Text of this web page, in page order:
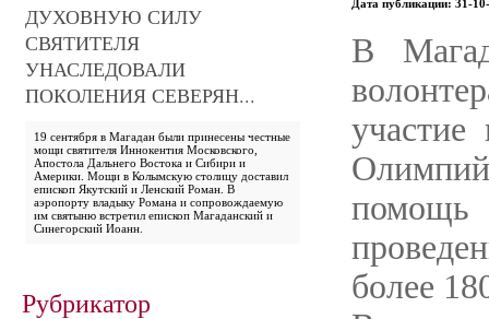
ДУХОВНУЮ СИЛУ
СВЯТИТЕЛЯ
УНАСЛЕДОВАЛИ
ПОКОЛЕНИЯ СЕВЕРЯН...
19 сентября в Магадан были принесены честные
мощи святителя Иннокентия Московского,
Апостола Дальнего Востока и Сибири и
Америки. Мощи в Колымскую столицу доставил
епископ Якутский и Ленский Роман. В
аэропорту владыку Романа и сопровождаемую
им святыню встретил епископ Магаданский и
Синегорский Иоанн.
Рубрикатор
Дата публикации: 31-
В
более